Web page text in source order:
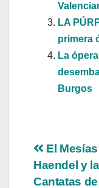
LA
primera
La
Burgos
de
El
Haendel y
Cantatas